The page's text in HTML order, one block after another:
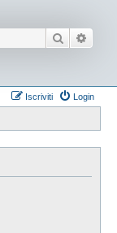
Cerca
Login
Iscriviti